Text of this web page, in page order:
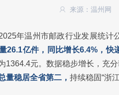
来源：温州网
年温州市邮政行业发展统计
26.1亿件，同比增长6.4%，
1364.4元。数据稳步增长，充
量稳居全省第二， 持续稳固“浙